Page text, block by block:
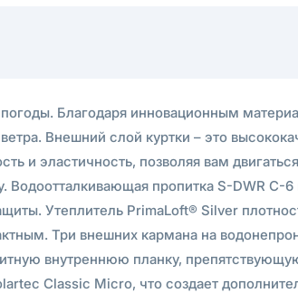
Благодаря инновационным
Внешний слой куртки – это
и эластичность, позволяя вам
пропитка S-DWR С-6
Утеплитель PrimaLoft® Silver
Три внешних кармана на
внутреннюю планку,
Classic Micro, что создает